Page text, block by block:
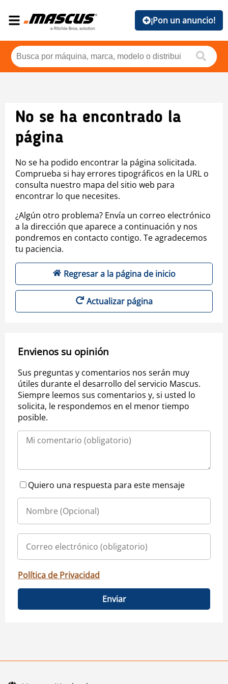
¡Pon un anuncio!
No se ha encontrado la
página
No se ha podido encontrar la página solicitada.
Comprueba si hay errores tipográficos en la URL o
consulta nuestro mapa del sitio web para
encontrar lo que necesites.
¿Algún otro problema? Envía un correo electrónico
a la dirección que aparece a continuación y nos
pondremos en contacto contigo. Te agradecemos
tu paciencia.
Regresar a la página de inicio
Actualizar página
Envienos su opinión
Sus preguntas y comentarios nos serán muy
útiles durante el desarrollo del servicio Mascus.
Siempre leemos sus comentarios y, si usted lo
solicita, le respondemos en el menor tiempo
posible.
Quiero una respuesta para este mensaje
Política de Privacidad
Enviar